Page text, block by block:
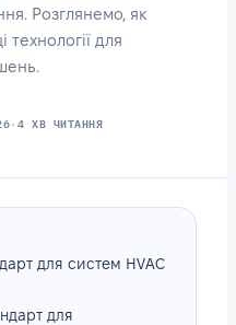
Розглянемо, як
технології для
·4 ХВ ЧИТАННЯ
для систем HVAC
для